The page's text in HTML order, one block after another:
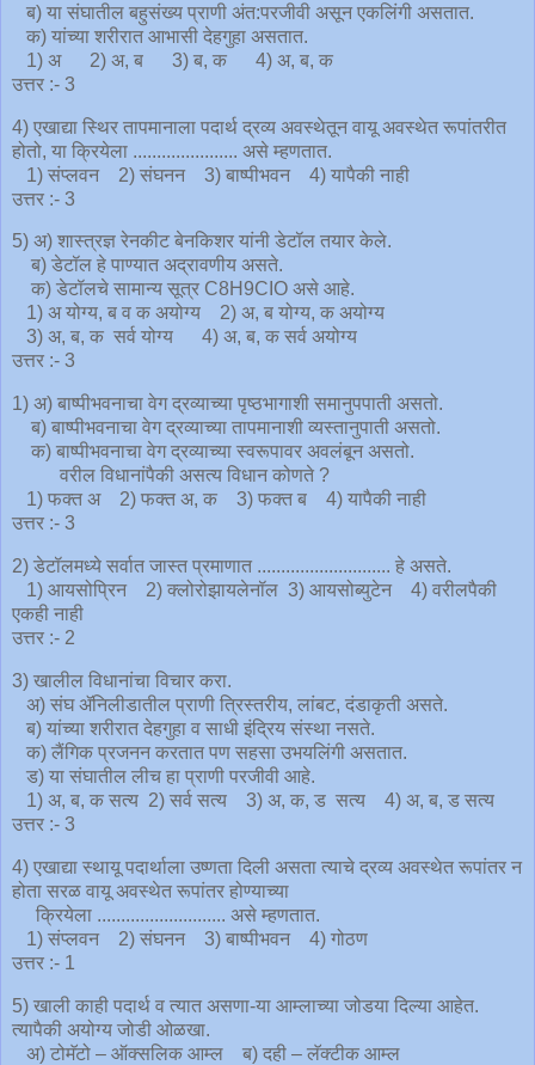
ब) या संघातील बहुसंख्य प्राणी अंत:परजीवी असून एकलिंगी असतात.
क) यांच्या शरीरात आभासी देहगुहा असतात.
1) अ 2) अ, ब 3) ब, क 4) अ, ब, क
उत्तर :- 3
4) एखाद्या स्थिर तापमानाला पदार्थ द्रव्य अवस्थेतून वायू अवस्थेत रूपांतरीत
होतो, या क्रियेला ...................... असे म्हणतात.
1) संप्लवन 2) संघनन 3) बाष्पीभवन 4) यापैकी नाही
उत्तर :- 3
5) अ) शास्त्रज्ञ रेनकीट बेनकिशर यांनी डेटॉल तयार केले.
ब) डेटॉल हे पाण्यात अद्रावणीय असते.
क) डेटॉलचे सामान्य सूत्र C8H9CIO असे आहे.
1) अ योग्य, ब व क अयोग्य 2) अ, ब योग्य, क अयोग्य
3) अ, ब, क सर्व योग्य 4) अ, ब, क सर्व अयोग्य
उत्तर :- 3
1) अ) बाष्पीभवनाचा वेग द्रव्याच्या पृष्ठभागाशी समानुपपाती असतो.
ब) बाष्पीभवनाचा वेग द्रव्याच्या तापमानाशी व्यस्तानुपाती असतो.
क) बाष्पीभवनाचा वेग द्रव्याच्या स्वरूपावर अवलंबून असतो.
वरील विधानांपैकी असत्य विधान कोणते ?
1) फक्त अ 2) फक्त अ, क 3) फक्त ब 4) यापैकी नाही
उत्तर :- 3
2) डेटॉलमध्ये सर्वात जास्त प्रमाणात ............................ हे असते.
1) आयसोप्रिन 2) क्लोरोझायलेनॉल 3) आयसोब्युटेन 4) वरीलपैकी
एकही नाही
उत्तर :- 2
3) खालील विधानांचा विचार करा.
अ) संघ ॲनिलीडातील प्राणी त्रिस्तरीय, लांबट, दंडाकृती असते.
ब) यांच्या शरीरात देहगुहा व साधी इंद्रिय संस्था नसते.
क) लैंगिक प्रजनन करतात पण सहसा उभयलिंगी असतात.
ड) या संघातील लीच हा प्राणी परजीवी आहे.
1) अ, ब, क सत्य 2) सर्व सत्य 3) अ, क, ड सत्य 4) अ, ब, ड सत्य
उत्तर :- 3
4) एखाद्या स्थायू पदार्थाला उष्णता दिली असता त्याचे द्रव्य अवस्थेत रूपांतर न
होता सरळ वायू अवस्थेत रूपांतर होण्याच्या
क्रियेला ........................... असे म्हणतात.
1) संप्लवन 2) संघनन 3) बाष्पीभवन 4) गोठण
उत्तर :- 1
5) खाली काही पदार्थ व त्यात असणा-या आम्लाच्या जोडया दिल्या आहेत.
त्यापैकी अयोग्य जोडी ओळखा.
अ) टोमॅटो – ऑक्सलिक आम्ल ब) दही – लॅक्टीक आम्ल